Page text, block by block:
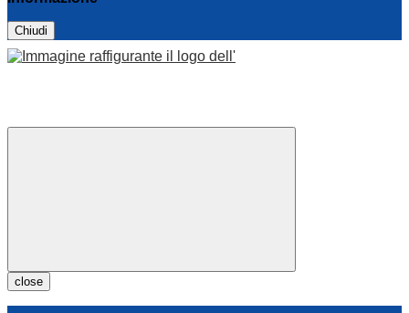
Chiudi
close